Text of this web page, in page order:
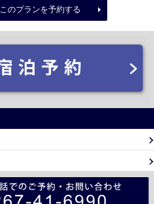
このプランを予約する